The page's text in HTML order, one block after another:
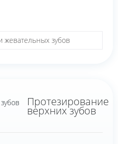
жевательных зубов
Протезирование
верхних зубов